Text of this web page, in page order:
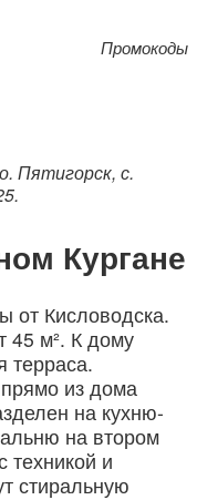
Промокоды
Пятигорск, с.
Кургане
от Кисловодска.
45 м². К дому
терраса.
из дома
на кухню-
на втором
техникой и
стиральную